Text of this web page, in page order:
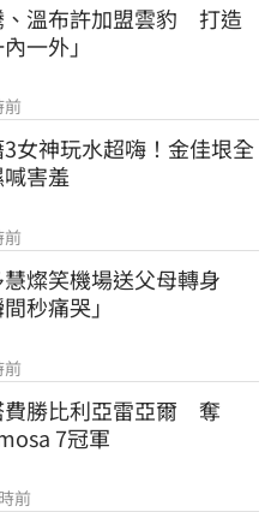
溫布許加盟雲豹　打造
內一外」
女神玩水超嗨！金佳垠全
害羞
燦笑機場送父母轉身
間秒痛哭」
勝比利亞雷亞爾　奪
7冠軍
前